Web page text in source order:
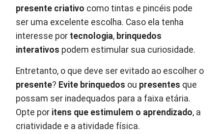
presente criativo como tintas e pincéis pode
ser uma excelente escolha. Caso ela tenha
interesse por tecnologia, brinquedos
interativos podem estimular sua curiosidade.
Entretanto, o que deve ser evitado ao escolher o
presente? Evite brinquedos ou presentes que
possam ser inadequados para a faixa etária.
Opte por itens que estimulem o aprendizado, a
criatividade e a atividade física.